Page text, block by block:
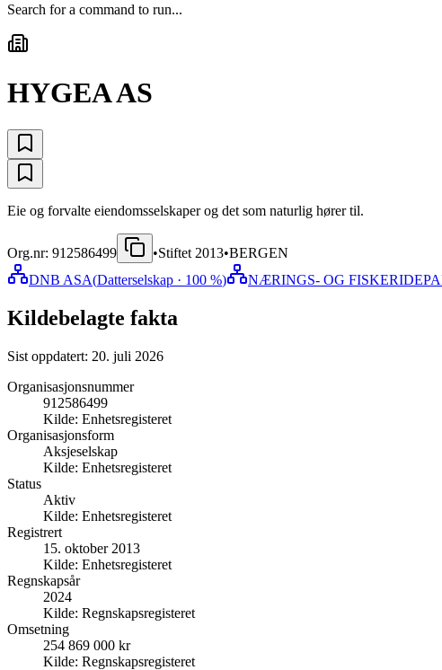
Search for a command to run...
HYGEA AS
Eie og forvalte eiendomsselskaper og det som naturlig hører til.
Org.nr: 912586499 •Stiftet 2013•BERGEN
DNB ASA(Datterselskap · 100 %) NÆRINGS- OG
Kildebelagte fakta
Sist oppdatert: 20. juli 2026
Organisasjonsnummer
912586499
Kilde: Enhetsregisteret
Organisasjonsform
Aksjeselskap
Kilde: Enhetsregisteret
Status
Aktiv
Kilde: Enhetsregisteret
Registrert
15. oktober 2013
Kilde: Enhetsregisteret
Regnskapsår
2024
Kilde: Regnskapsregisteret
Omsetning
254 869 000 kr
Kilde: Regnskapsregisteret